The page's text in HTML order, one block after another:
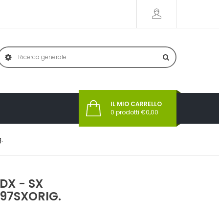
IL MIO CARRELLO
0 prodotti €0,00
- SX